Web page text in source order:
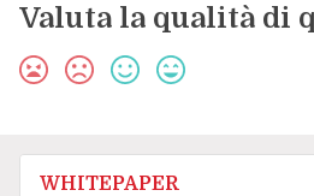
Valuta la qualità di
WHITEPAPER